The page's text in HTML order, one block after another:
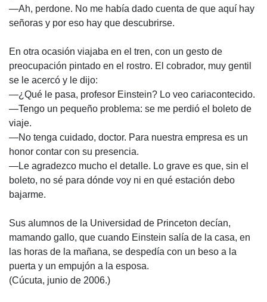
—Ah, perdone. No me había dado cuenta de que aquí hay
señoras y por eso hay que descubrirse.
En otra ocasión viajaba en el tren, con un gesto de
preocupación pintado en el rostro. El cobrador, muy gentil
se le acercó y le dijo:
—¿Qué le pasa, profesor Einstein? Lo veo cariacontecido.
—Tengo un pequeño problema: se me perdió el boleto de
viaje.
—No tenga cuidado, doctor. Para nuestra empresa es un
honor contar con su presencia.
—Le agradezco mucho el detalle. Lo grave es que, sin el
boleto, no sé para dónde voy ni en qué estación debo
bajarme.
Sus alumnos de la Universidad de Princeton decían,
mamando gallo, que cuando Einstein salía de la casa, en
las horas de la mañana, se despedía con un beso a la
puerta y un empujón a la esposa.
(Cúcuta, junio de 2006.)